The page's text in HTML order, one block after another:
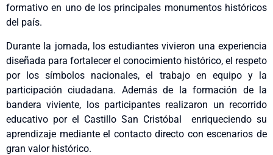
formativo en uno de los principales monumentos históricos
del país.
Durante la jornada, los estudiantes vivieron una experiencia
diseñada para fortalecer el conocimiento histórico, el respeto
por los símbolos nacionales, el trabajo en equipo y la
participación ciudadana. Además de la formación de la
bandera viviente, los participantes realizaron un recorrido
educativo por el Castillo San Cristóbal enriqueciendo su
aprendizaje mediante el contacto directo con escenarios de
gran valor histórico.